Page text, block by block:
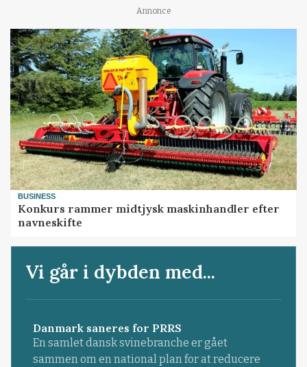
Annonce
BUSINESS
Konkurs rammer midtjysk maskinhandler efter
navneskifte
Vi går i dybden med...
Danmark saneres for PRRS
En samlet dansk svinebranche er gået
sammen om en national plan for at reducere